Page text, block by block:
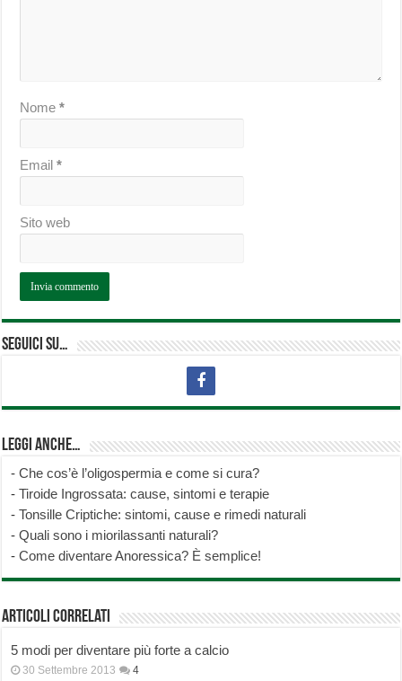
Nome*
Email*
Sito web
Seguici su…
Leggi anche…
-Che cos’è l’oligospermia e come si cura?
-Tiroide Ingrossata: cause, sintomi e terapie
-Tonsille Criptiche: sintomi, cause e rimedi naturali
-Quali sono i miorilassanti naturali?
-Come diventare Anoressica? È semplice!
Articoli correlati
5 modi per diventare più forte a calcio
30 Settembre 2013 4